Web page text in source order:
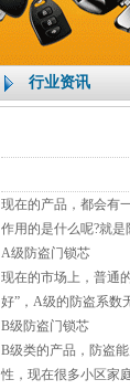
行业资讯
现在的产品，都会有
作用的是什么呢?就
A级防盗门锁芯
现在的市场上，普通
好”，A级的防盗系数
B级防盗门锁芯
B级类的产品，防盗
性，现在很多小区家